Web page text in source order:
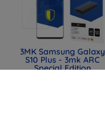
3MK Samsung Galaxy
S10 Plus - 3mk ARC
Special Edition